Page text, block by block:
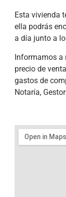
Esta vivienda
ella podrás
a día junto a
Informamos a
precio de
gastos de
Notaría,